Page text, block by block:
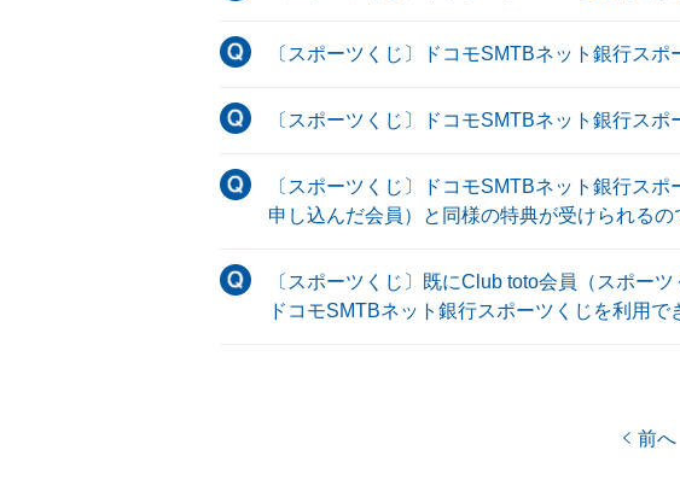
〔スポーツくじ〕ドコモSMTBネット銀行ス
〔スポーツくじ〕ドコモSMTBネット銀行スポ
〔スポーツくじ〕ドコモSMTBネット銀行ス
申し込んだ会員）と同様の特典が受けられるの
〔スポーツくじ〕既にClub toto会員（スポー
ドコモSMTBネット銀行スポーツくじを利用で
前へ